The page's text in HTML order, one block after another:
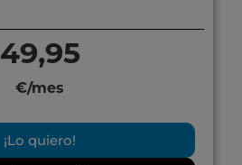
49,95
€/mes
¡Lo quiero!